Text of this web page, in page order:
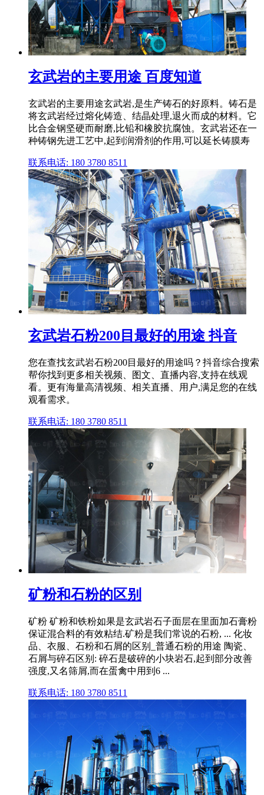
玄武岩的主要用途 百度知道
玄武岩的主要用途玄武岩,是生产铸石的好原料。铸石是
将玄武岩经过熔化铸造、结晶处理,退火而成的材料。它
比合金钢坚硬而耐磨,比铅和橡胶抗腐蚀。玄武岩还在一
种铸钢先进工艺中,起到润滑剂的作用,可以延长铸膜寿
联系电话: 180 3780 8511
玄武岩石粉200目最好的用途 抖音
您在查找玄武岩石粉200目最好的用途吗？抖音综合搜索
帮你找到更多相关视频、图文、直播内容,支持在线观
看。更有海量高清视频、相关直播、用户,满足您的在线
观看需求。
联系电话: 180 3780 8511
矿粉和石粉的区别
矿粉 矿粉和铁粉如果是玄武岩石子面层在里面加石膏粉
保证混合料的有效粘结.矿粉是我们常说的石粉, ... 化妆
品、衣服、石粉和石屑的区别_普通石粉的用途 陶瓷、
石屑与碎石区别: 碎石是破碎的小块岩石,起到部分改善
强度,又名筛屑,而在蛋禽中用到6 ...
联系电话: 180 3780 8511